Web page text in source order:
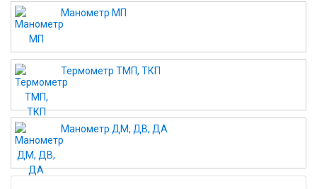
Манометр МП
Термометр ТМП, ТКП
Манометр ДМ, ДВ, ДА